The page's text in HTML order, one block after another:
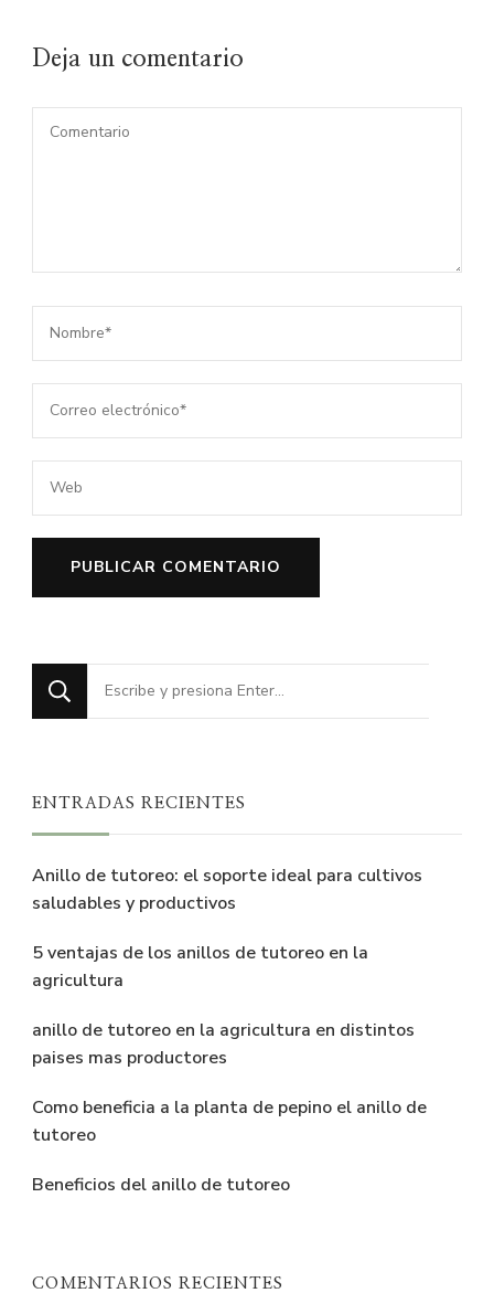
Deja un comentario
¿Buscas
algo?
ENTRADAS RECIENTES
Anillo de tutoreo: el soporte ideal para cultivos
saludables y productivos
5 ventajas de los anillos de tutoreo en la
agricultura
anillo de tutoreo en la agricultura en distintos
paises mas productores
Como beneficia a la planta de pepino el anillo de
tutoreo
Beneficios del anillo de tutoreo
COMENTARIOS RECIENTES